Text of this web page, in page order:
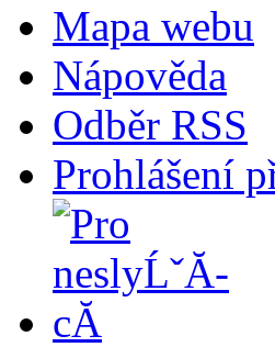
Mapa webu
Nápověda
Odběr RSS
Prohlášení